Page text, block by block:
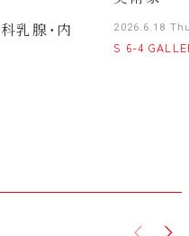
乳腺・内
2026.6.18
S 6-4